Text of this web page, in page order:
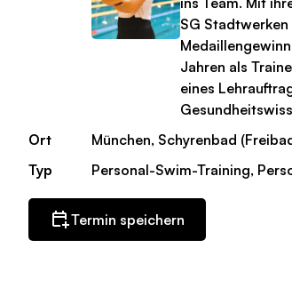
SG
Jahren als
eines
Ort
München, Schyrenbad
Typ
Personal-Swim-Training,
Termin speichern